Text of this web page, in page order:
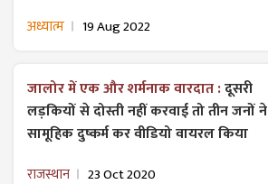
अध्यात्म 19 Aug 2022
जालोर में एक और शर्मनाक वारदात :दूसरी
लड़कियों से दोस्ती नहीं करवाई तो तीन जनों ने
सामूहिक दुष्कर्म कर वीडियो वायरल किया
राजस्थान 23 Oct 2020